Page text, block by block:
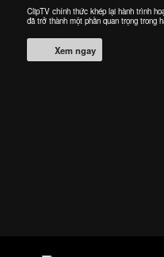
ClipTV chính thức khép lại hành trình
đã trở thành một phần quan trọng trong
Xem ngay